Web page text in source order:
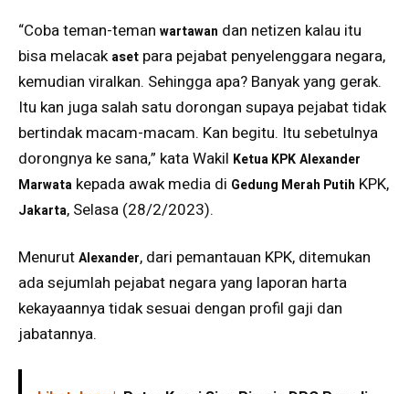
“Coba teman-teman wartawan dan netizen kalau itu
bisa melacakaset para pejabat penyelenggara negara,
kemudian viralkan. Sehingga apa? Banyak yang gerak.
Itu kan juga salah satu dorongan supaya pejabat tidak
bertindak macam-macam. Kan begitu. Itu sebetulnya
dorongnya ke sana,” kata Wakil Ketua KPKAlexander
Marwata kepada awak media di Gedung Merah Putih KPK,
Jakarta, Selasa (28/2/2023).
MenurutAlexander, dari pemantauan KPK, ditemukan
ada sejumlah pejabat negara yang laporan harta
kekayaannya tidak sesuai dengan profil gaji dan
jabatannya.